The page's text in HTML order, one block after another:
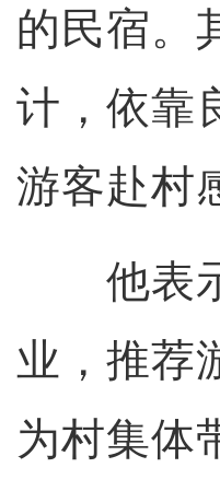
的民宿。
计，依靠
游客赴村
他表示
业，推荐
为村集体